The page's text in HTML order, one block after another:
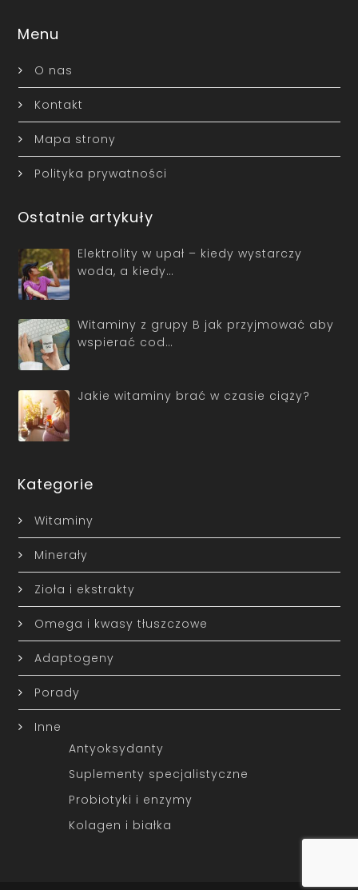
Menu
O nas
Kontakt
Mapa strony
Polityka prywatności
Ostatnie artykuły
Elektrolity w upał – kiedy wystarczy
woda, a kiedy…
Witaminy z grupy B jak przyjmować aby
wspierać cod…
Jakie witaminy brać w czasie ciąży?
Kategorie
Witaminy
Minerały
Zioła i ekstrakty
Omega i kwasy tłuszczowe
Adaptogeny
Porady
Inne
Antyoksydanty
Suplementy specjalistyczne
Probiotyki i enzymy
Kolagen i białka